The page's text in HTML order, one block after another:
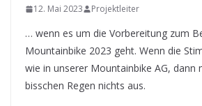
12. Mai 2023 Projektleiter
… wenn es um die Vorbereitung zum
Mountainbike 2023 geht. Wenn die
wie in unserer Mountainbike AG, dann
bisschen Regen nichts aus.